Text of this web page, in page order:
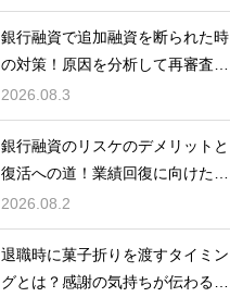
銀行融資で追加融資を断られた時
の対策！原因を分析して再審査を
狙う
2026.08.3
銀行融資のリスケのデメリットと
復活への道！業績回復に向けた事
業計画
2026.08.2
退職時に菓子折りを渡すタイミン
グとは？感謝の気持ちが伝わる正